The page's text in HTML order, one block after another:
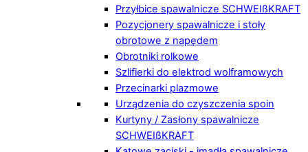
Przyłbice spawalnicze SCHWEIßKRAFT
Pozycjonery spawalnicze i stoły
obrotowe z napędem
Obrotniki rolkowe
Szlifierki do elektrod wolframowych
Przecinarki plazmowe
Urządzenia do czyszczenia spoin
Kurtyny / Zasłony spawalnicze
SCHWEIßKRAFT